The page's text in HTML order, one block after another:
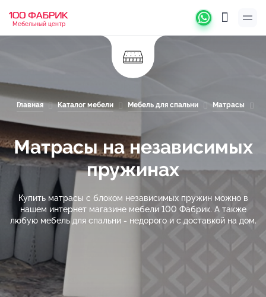
Мебельный центр
Главная Каталог мебели Мебель для спальни Матрасы
Матрасы на независимых
пружинах
Купить матрасы с блоком независимых пружин можно в
нашем интернет магазине мебели 100 Фабрик. А также
любую мебель для спальни - недорого и с доставкой на дом.